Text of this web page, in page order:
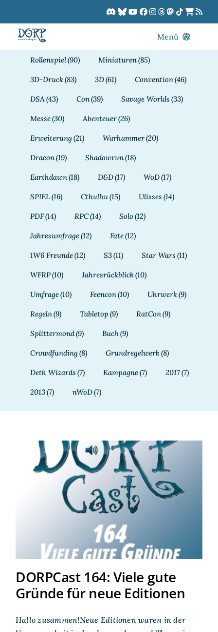
springen
Menü
Rollenspiel(90) Miniaturen(85)
3D-Druck(83) 3D(61) Convention(46)
DSA (43) Con(39) Savage Worlds (33)
Messe(30) Abenteuer(26)
Erweiterung (21) Warhammer(20)
Dracon(19) Shadowrun(18)
Earthdawn(18) D&D(17) WoD(17)
SPIEL(16) Cthulhu(15) Ulisses (14)
PDF(14) RPC(14) Solo(12)
Jahresumfrage(12) Fate(12)
1W6 Freunde(12) S3(11) Star Wars (11)
WFRP(10) Jahresrückblick(10)
Umfrage(10) Feencon(10) Uhrwerk(9)
Regeln(9) Tabletop (9) RatCon(9)
Splittermond(9) Buch(9)
Crowdfunding (8) Grundregelwerk(8)
Deth Wizards (7) Kampagne(7) 2017(7)
2013(7) nWoD(7)
DORPCast 164: Viele gute
Gründe für neue Editionen
DORPCast 164: Viele gute
Gründe für neue Editionen
Hallo zusammen!Neue Editionen waren in der